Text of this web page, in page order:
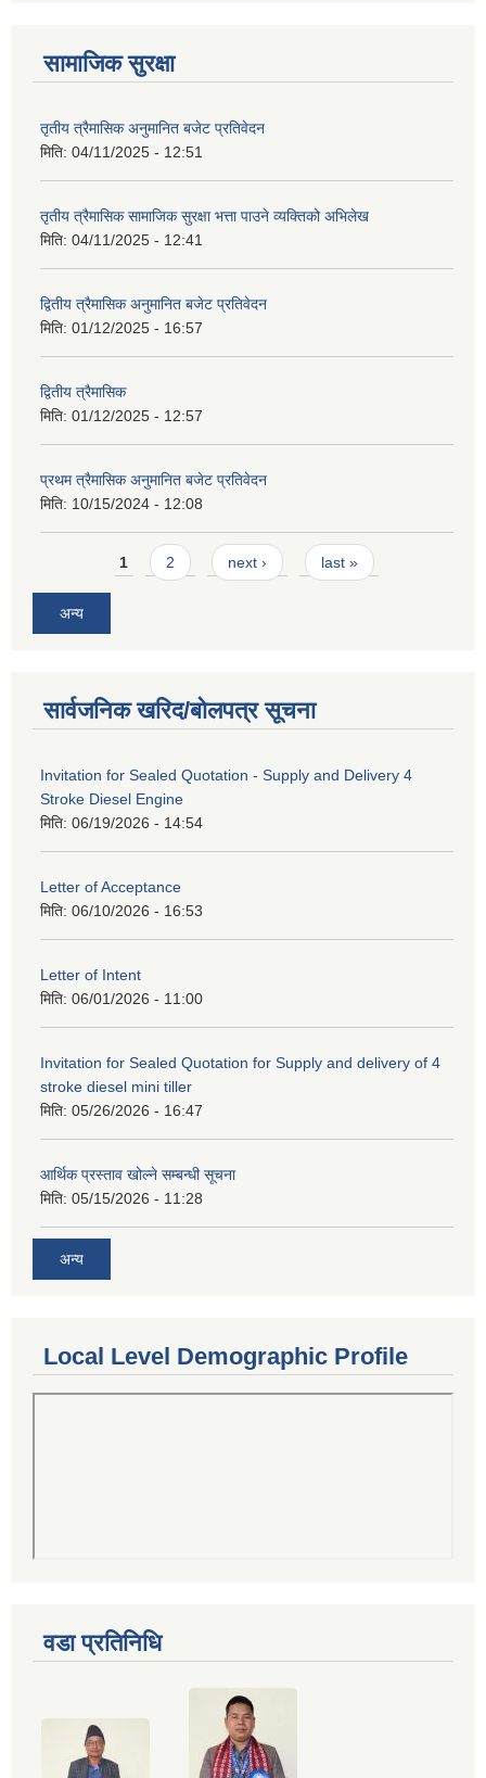
सामाजिक सुरक्षा
तृतीय त्रैमासिक अनुमानित बजेट प्रतिवेदन
मिति: 04/11/2025 - 12:51
तृतीय त्रैमासिक सामाजिक सुरक्षा भत्ता पाउने व्यक्तिको अभिलेख
मिति: 04/11/2025 - 12:41
द्वितीय त्रैमासिक अनुमानित बजेट प्रतिवेदन
मिति: 01/12/2025 - 16:57
द्वितीय त्रैमासिक
मिति: 01/12/2025 - 12:57
प्रथम त्रैमासिक अनुमानित बजेट प्रतिवेदन
मिति: 10/15/2024 - 12:08
Pages1 2 next › last »
अन्य
सार्वजनिक खरिद/बोलपत्र सूचना
Invitation for Sealed Quotation - Supply and Delivery 4
Stroke Diesel Engine
मिति: 06/19/2026 - 14:54
Letter of Acceptance
मिति: 06/10/2026 - 16:53
Letter of Intent
मिति: 06/01/2026 - 11:00
Invitation for Sealed Quotation for Supply and delivery of 4
stroke diesel mini tiller
मिति: 05/26/2026 - 16:47
आर्थिक प्रस्ताव खोल्ने सम्बन्धी सूचना
मिति: 05/15/2026 - 11:28
अन्य
Local Level Demographic Profile
वडा प्रतिनिधि